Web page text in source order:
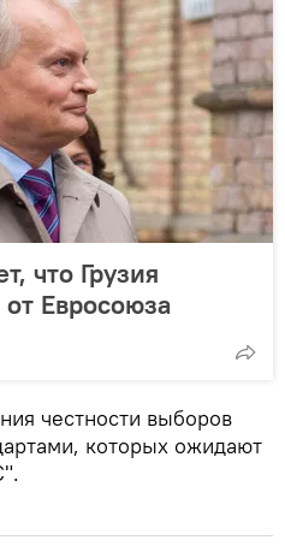
что Грузия
Евросоюза
честности выборов
которых ожидают